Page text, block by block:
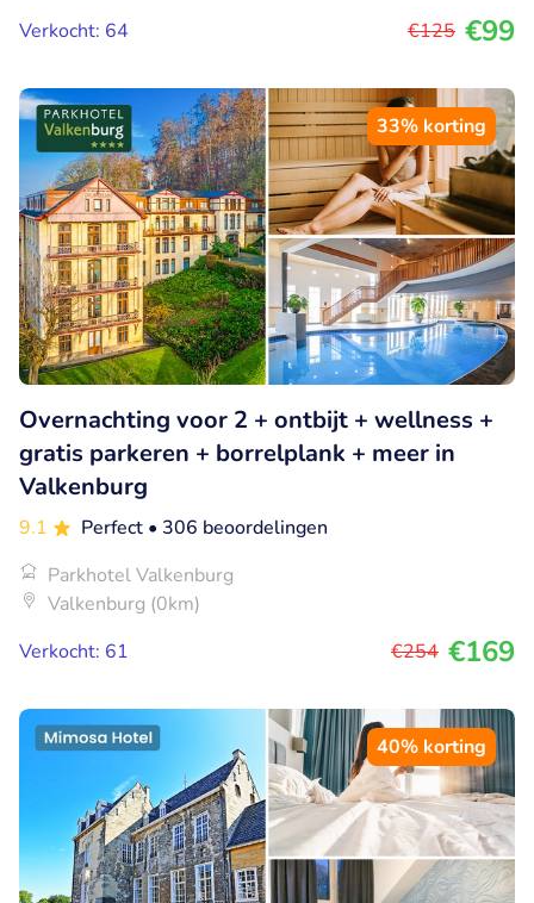
Verkocht: 64
€125 €99
33% korting
Overnachting voor 2 + ontbijt + wellness +
gratis parkeren + borrelplank + meer in
Valkenburg
9.1 Perfect • 306 beoordelingen
Parkhotel Valkenburg
Valkenburg (0km)
Verkocht: 61
€254 €169
40% korting